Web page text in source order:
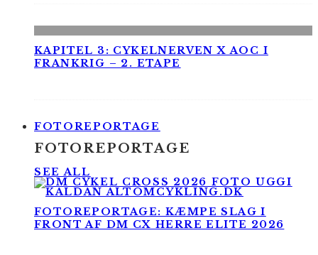
KAPITEL 3: CYKELNERVEN X AOC I
FRANKRIG – 2. ETAPE
FOTOREPORTAGE
FOTOREPORTAGE
SEE ALL
FOTOREPORTAGE: KÆMPE SLAG I
FRONT AF DM CX HERRE ELITE 2026